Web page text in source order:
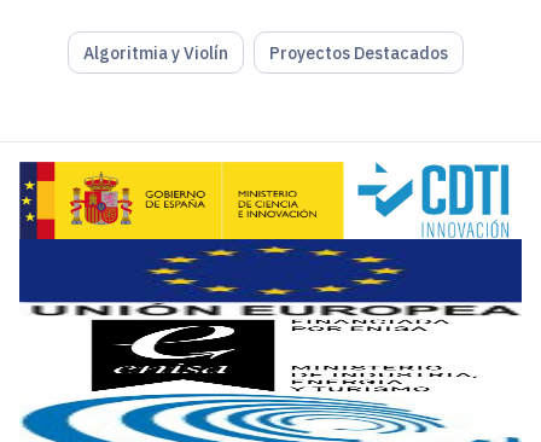
De ahí laconnotación negativa que a veces se atribuye
La idea de que España debe dejar de ser un país low
Por ejemplo, el esfuerzo de crear un entorno atractivo
La situación se complica en momentos como el actual en
Algoritmia y Violín Proyectos Destacados